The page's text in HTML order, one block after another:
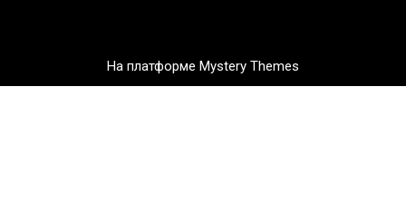
На платформе Mystery Themes